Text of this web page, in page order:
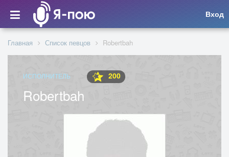
Вход
Главная Список певцов Robertbah
ИСПОЛНИТЕЛЬ 200
Robertbah